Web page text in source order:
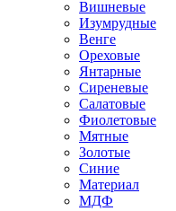
Вишневые
Изумрудные
Венге
Ореховые
Янтарные
Сиреневые
Салатовые
Фиолетовые
Мятные
Золотые
Синие
Материал
МДФ